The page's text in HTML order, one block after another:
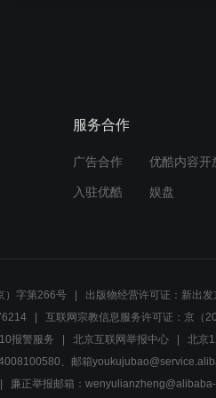
服务合作
广告合作 优酷内容开
入驻优酷 娱盘
）字第266号
出版物经营许可证：新出
互联网宗教信息服务许可证：京（
报警服务 北京互联网举报中心
北京
、邮箱
廉正举报邮箱：